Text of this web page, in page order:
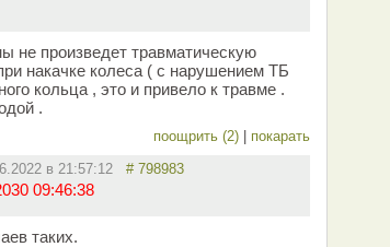
не произведет травматическую
накачке колеса ( с нарушением ТБ
кольца , это и привело к травме .
.
поощрить (2) покарать
в 21:57:12 # 798983
09:46:38
таких.